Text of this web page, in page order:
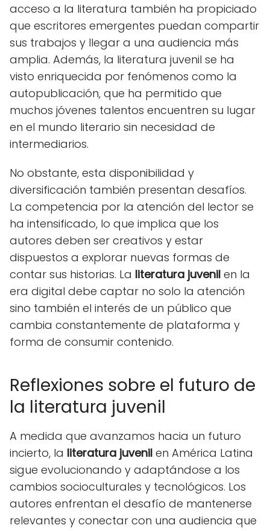
acceso a la literatura también ha propiciado
que escritores emergentes puedan compartir
sus trabajos y llegar a una audiencia más
amplia. Además, la literatura juvenil se ha
visto enriquecida por fenómenos como la
autopublicación, que ha permitido que
muchos jóvenes talentos encuentren su lugar
en el mundo literario sin necesidad de
intermediarios.
No obstante, esta disponibilidad y
diversificación también presentan desafíos.
La competencia por la atención del lector se
ha intensificado, lo que implica que los
autores deben ser creativos y estar
dispuestos a explorar nuevas formas de
contar sus historias. La literatura juvenil en la
era digital debe captar no solo la atención
sino también el interés de un público que
cambia constantemente de plataforma y
forma de consumir contenido.
Reflexiones sobre el futuro de
la literatura juvenil
A medida que avanzamos hacia un futuro
incierto, la literatura juvenil en América Latina
sigue evolucionando y adaptándose a los
cambios socioculturales y tecnológicos. Los
autores enfrentan el desafío de mantenerse
relevantes y conectar con una audiencia que